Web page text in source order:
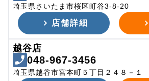
埼玉県さいたま市桜区町谷3-8-20
店舗詳細
越谷店
048-967-3456
埼玉県越谷市宮本町５丁目２４８－１